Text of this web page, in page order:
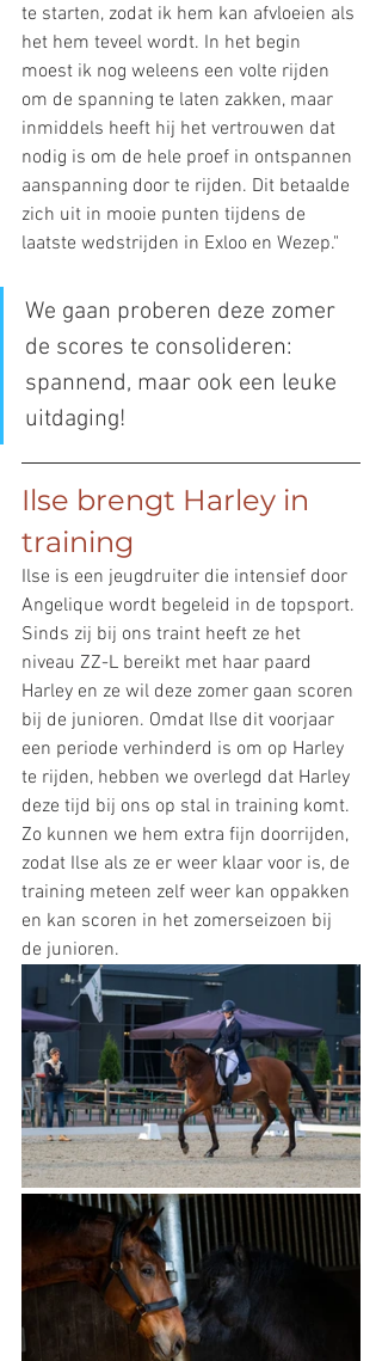
te starten, zodat ik hem kan afvloeien als
het hem teveel wordt. In het begin
moest ik nog weleens een volte rijden
om de spanning te laten zakken, maar
inmiddels heeft hij het vertrouwen dat
nodig is om de hele proef in ontspannen
aanspanning door te rijden. Dit betaalde
zich uit in mooie punten tijdens de
laatste wedstrijden in Exloo en Wezep."
We gaan proberen deze zomer
de scores te consolideren:
spannend, maar ook een leuke
uitdaging!
Ilse brengt Harley in
training
Ilse is een jeugdruiter die intensief door
Angelique wordt begeleid in de topsport.
Sinds zij bij ons traint heeft ze het
niveau ZZ-L bereikt met haar paard
Harley en ze wil deze zomer gaan scoren
bij de junioren. Omdat Ilse dit voorjaar
een periode verhinderd is om op Harley
te rijden, hebben we overlegd dat Harley
deze tijd bij ons op stal in training komt.
Zo kunnen we hem extra fijn doorrijden,
zodat Ilse als ze er weer klaar voor is, de
training meteen zelf weer kan oppakken
en kan scoren in het zomerseizoen bij
de junioren.